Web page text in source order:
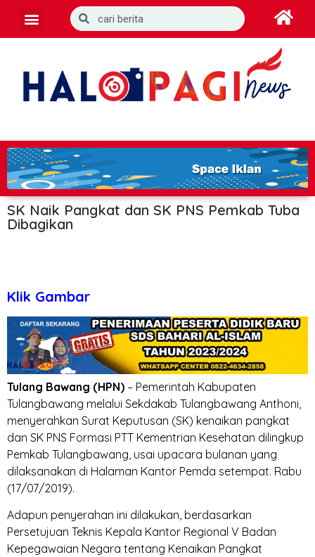
SK Naik Pangkat dan SK PNS Pemkab Tuba
Dibagikan
Klik Gambar
Tulang Bawang (HPN) – Pemerintah Kabupaten
Tulangbawang melalui Sekdakab Tulangbawang Anthoni,
menyerahkan Surat Keputusan (SK) kenaikan pangkat
dan SK PNS Formasi PTT Kementrian Kesehatan dilingkup
Pemkab Tulangbawang, usai upacara bulanan yang
dilaksanakan di Halaman Kantor Pemda setempat. Rabu
(17/07/2019).
Adapun penyerahan ini dilakukan, berdasarkan
Persetujuan Teknis Kepala Kantor Regional V Badan
Kepegawaian Negara tentang Kenaikan Pangkat